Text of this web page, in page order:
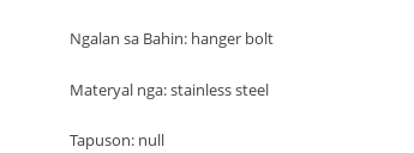
Ngalan sa Bahin: hanger bolt
Materyal nga: stainless steel
Tapuson: null